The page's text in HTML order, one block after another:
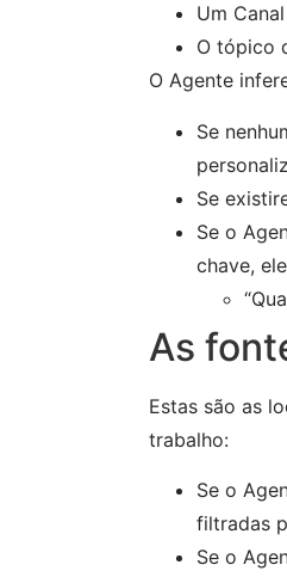
Um
O tópico
O Agente
Se
Se
Se o
chave,
As
Estas são as
trabalho:
Se o
filtradas
Se o